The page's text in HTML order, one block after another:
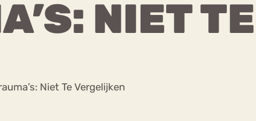
NIET
Niet Te Vergelijken